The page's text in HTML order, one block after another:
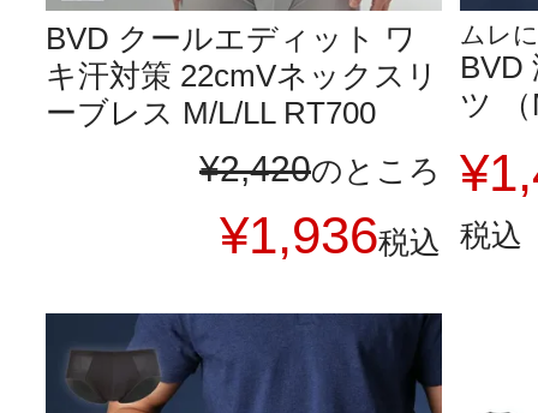
BVD クールエディット ワ
キ汗対策 22cmVネックスリ
ーブレス M/L/LL RT700
¥2,420のところ
¥1,936税込
ムレ
BVD
ツ
¥
税込